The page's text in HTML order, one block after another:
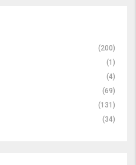
(200)
(1)
(4)
(69)
(131)
(34)